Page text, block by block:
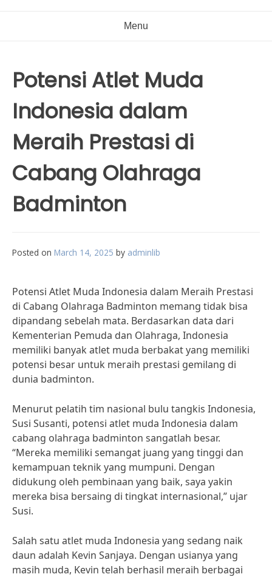
Menu
Potensi Atlet Muda
Indonesia dalam
Meraih Prestasi di
Cabang Olahraga
Badminton
Posted on March 14, 2025 by adminlib
Potensi Atlet Muda Indonesia dalam Meraih Prestasi
di Cabang Olahraga Badminton memang tidak bisa
dipandang sebelah mata. Berdasarkan data dari
Kementerian Pemuda dan Olahraga, Indonesia
memiliki banyak atlet muda berbakat yang memiliki
potensi besar untuk meraih prestasi gemilang di
dunia badminton.
Menurut pelatih tim nasional bulu tangkis Indonesia,
Susi Susanti, potensi atlet muda Indonesia dalam
cabang olahraga badminton sangatlah besar.
“Mereka memiliki semangat juang yang tinggi dan
kemampuan teknik yang mumpuni. Dengan
didukung oleh pembinaan yang baik, saya yakin
mereka bisa bersaing di tingkat internasional,” ujar
Susi.
Salah satu atlet muda Indonesia yang sedang naik
daun adalah Kevin Sanjaya. Dengan usianya yang
masih muda, Kevin telah berhasil meraih berbagai